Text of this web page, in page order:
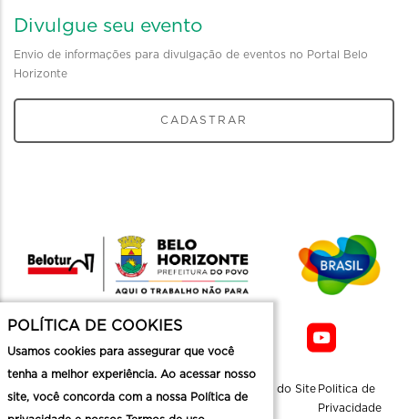
Divulgue seu evento
Envio de informações para divulgação de eventos no Portal Belo
Horizonte
CADASTRAR
Mapa do Site Politica de
Privacidade
POLÍTICA DE COOKIES
Usamos cookies para assegurar que você
tenha a melhor experiência. Ao acessar nosso
site, você concorda com a nossa Política de